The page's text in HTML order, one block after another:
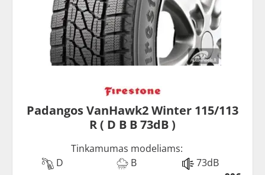
Padangos VanHawk2 Winter 115/113
R ( D B B 73dB )
Tinkamumas modeliams:
D
B 73dB